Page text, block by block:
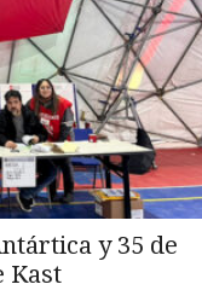
y 35 de
Kast